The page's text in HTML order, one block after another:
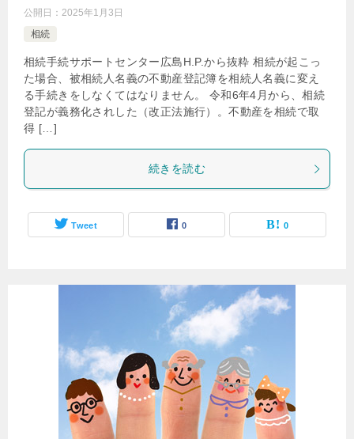
公開日： 2025年1月3日
相続
相続手続サポートセンター広島H.P.から抜粋 相続が起こっ
た場合、被相続人名義の不動産登記簿を相続人名義に変え
る手続きをしなくてはなりません。 令和6年4月から、相続
登記が義務化されした（改正法施行）。不動産を相続で取
得 […]
続きを読む
Tweet 0 0